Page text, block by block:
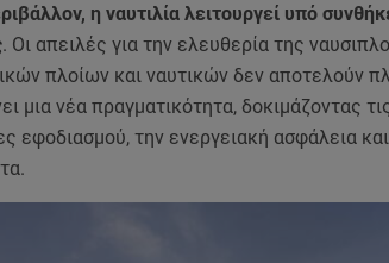
η ναυτιλία λειτουργεί υπό
. Οι απειλές για την ελευθερία της
πλοίων και ναυτικών δεν αποτελούν
μια νέα πραγματικότητα, δοκιμάζοντας
εφοδιασμού, την ενεργειακή ασφάλεια